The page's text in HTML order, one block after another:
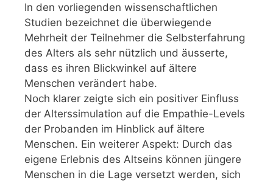
In den vorliegenden wissenschaftlichen
Studien bezeichnet die überwiegende
Mehrheit der Teilnehmer die Selbsterfahrung
des Alters als sehr nützlich und äusserte,
dass es ihren Blickwinkel auf ältere
Menschen verändert habe.
Noch klarer zeigte sich ein positiver Einfluss
der Alterssimulation auf die Empathie-Levels
der Probanden im Hinblick auf ältere
Menschen. Ein weiterer Aspekt: Durch das
eigene Erlebnis des Altseins können jüngere
Menschen in die Lage versetzt werden, sich